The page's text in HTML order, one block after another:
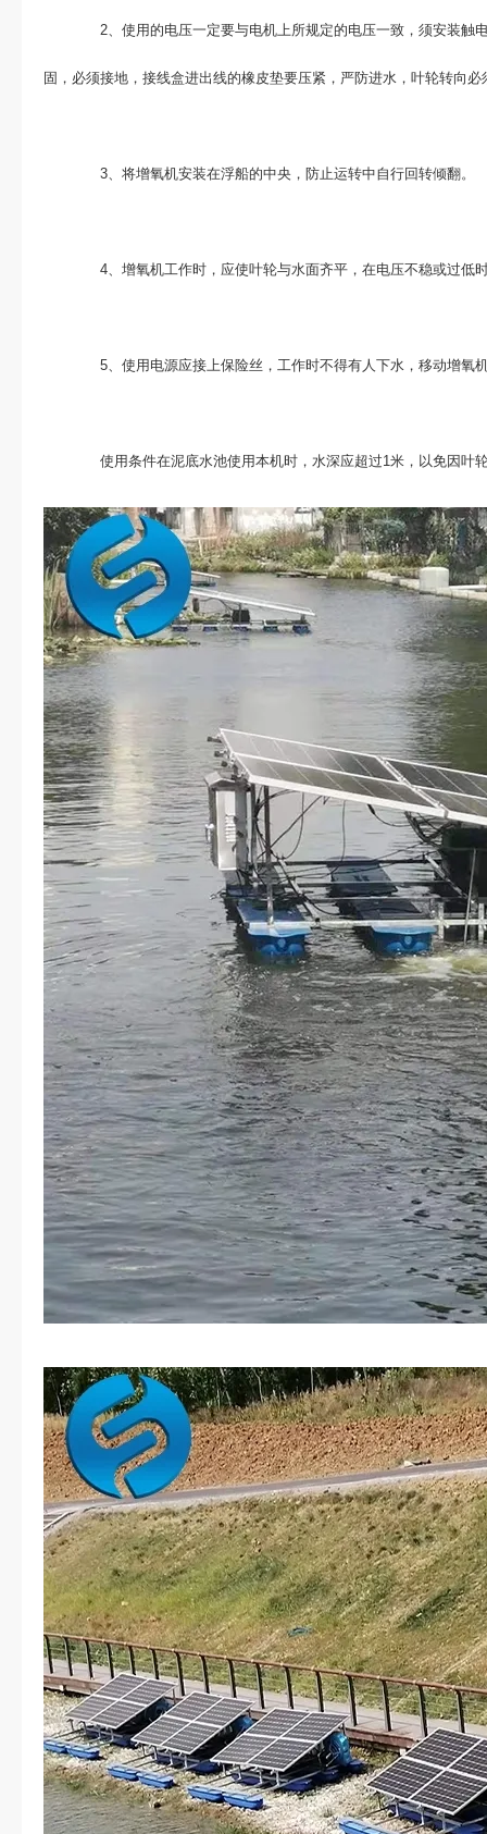
2、使用的电压一定要与电机上所规定的电压一致，须安装触
固，必须接地，接线盒进出线的橡皮垫要压紧，严防进水，叶轮转向
3、将增氧机安装在浮船的中央，防止运转中自行回转倾翻。
4、增氧机工作时，应使叶轮与水面齐平，在电压不稳或过低
5、使用电源应接上保险丝，工作时不得有人下水，移动增氧
使用条件在泥底水池使用本机时，水深应超过1米，以免因叶